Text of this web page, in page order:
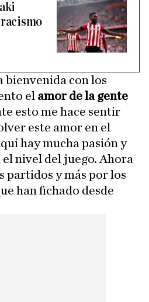
bienvenida con los
el amor de la gente
esto me hace sentir
este amor en el
hay mucha pasión y
el nivel del juego. Ahora
partidos y más por los
han fichado desde